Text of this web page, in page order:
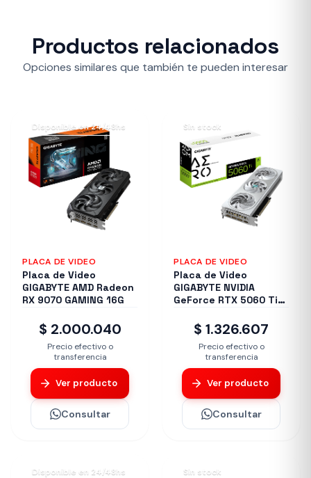
Productos relacionados
Opciones similares que también te pueden interesar
Disponible en 24/48hs
PLACA DE VIDEO
Placa de Video
GIGABYTE AMD Radeon
RX 9070 GAMING 16G
$ 2.000.040
Precio efectivo o
transferencia
Ver producto
Consultar
Sin stock
PLACA DE VIDEO
Placa de Video
GIGABYTE NVIDIA
GeForce RTX 5060 Ti
$ 1.326.607
Precio efectivo o
transferencia
Ver producto
Consultar
Disponible en 24/48hs Sin stock